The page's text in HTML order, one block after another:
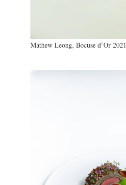
Mathew Leong, Bocuse d’Or 2021